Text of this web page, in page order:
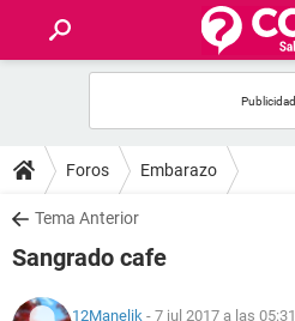
FOROS
SALUD
FAMILIA
Foros Embarazo
Tema Anterior
Sangrado cafe
12Manelik - 7 jul 2017 a las 05:31